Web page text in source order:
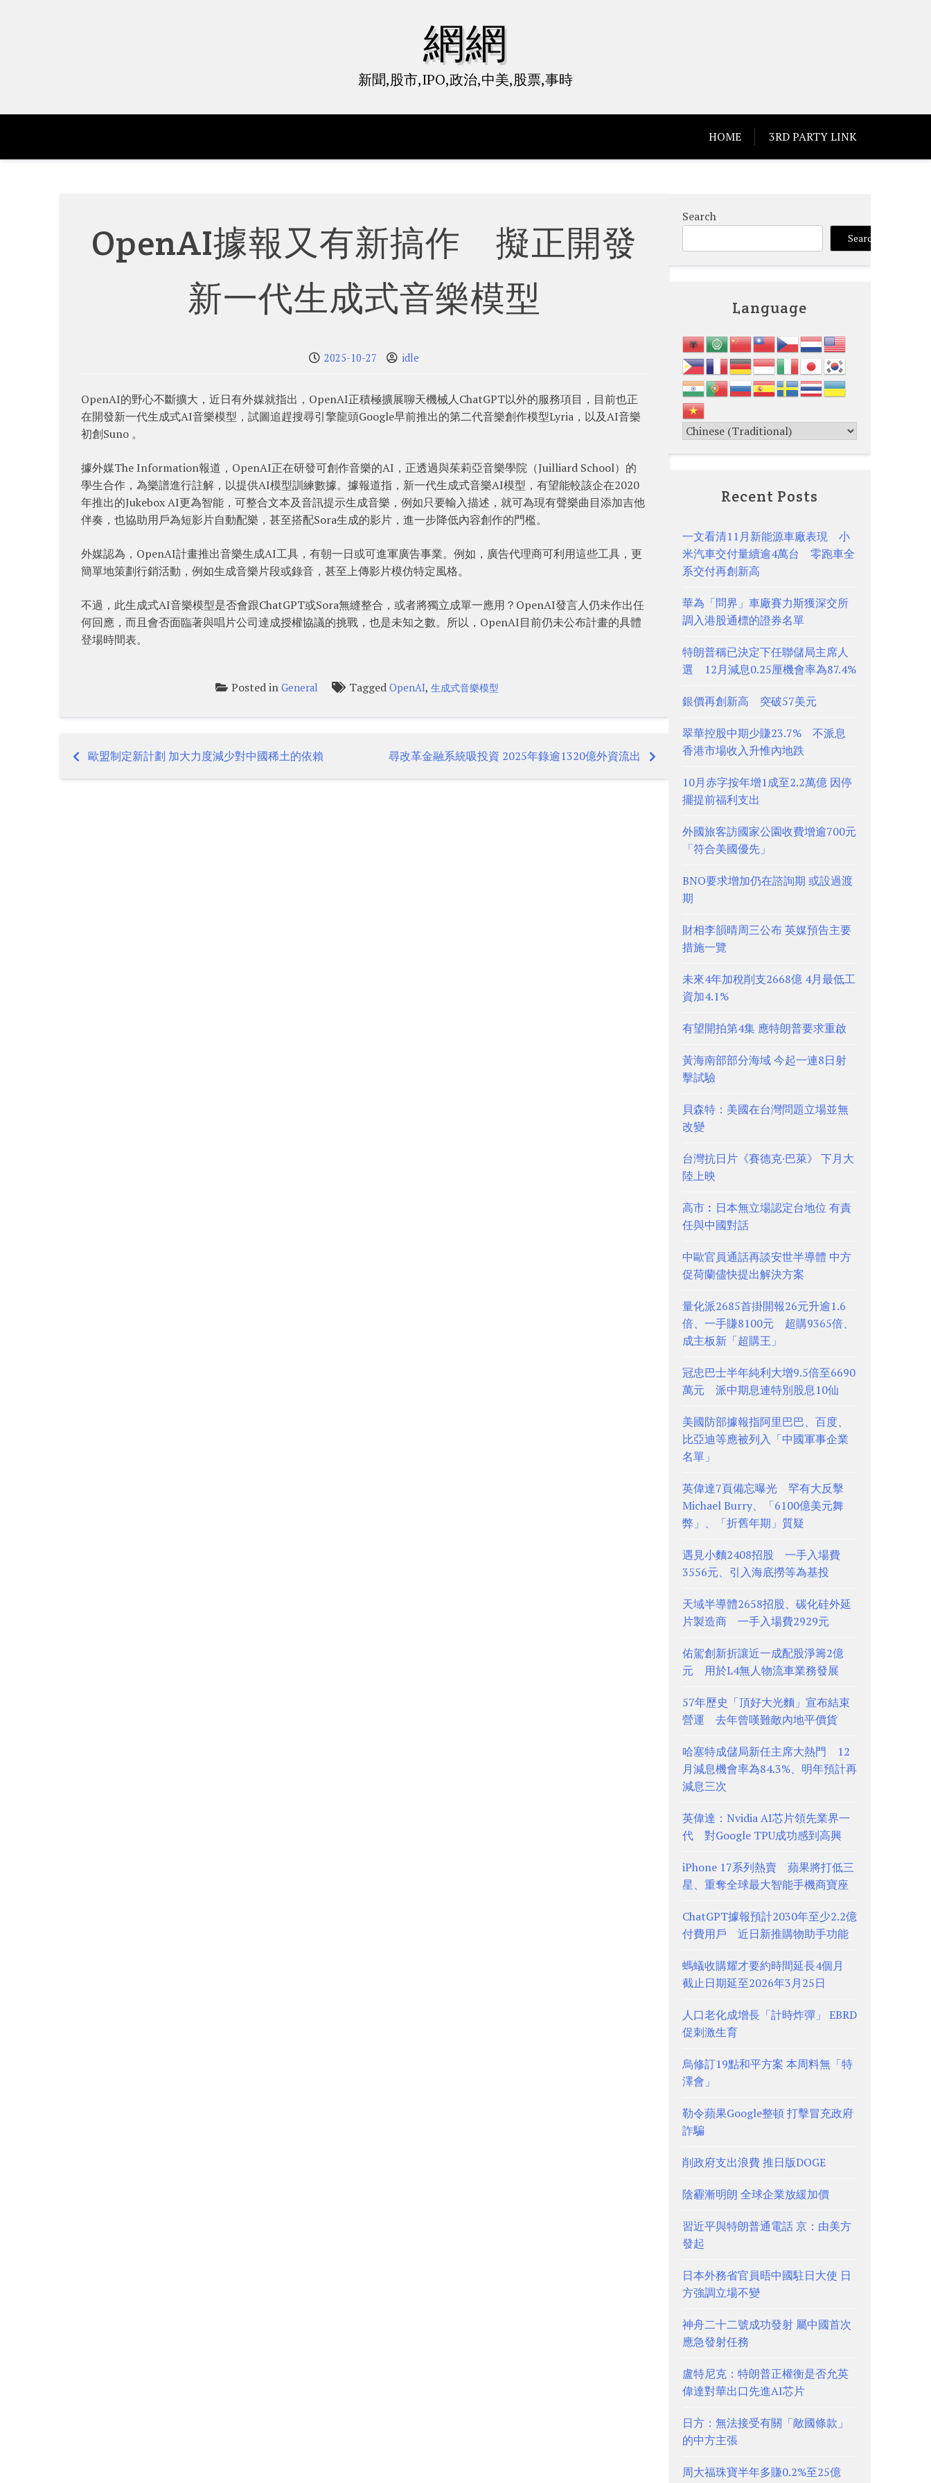
網網
新聞,股市,IPO,政治,中美,股票,事時
HOME 3RD PARTY LINK
OpenAI據報又有新搞作 擬正開發
新一代生成式音樂模型
2025-10-27 idle
OpenAI的野心不斷擴大，近日有外媒就指出，OpenAI正積極擴展聊天機械人ChatGPT以外的服務項目，目前也正
在開發新一代生成式AI音樂模型，試圖追趕搜尋引擎龍頭Google早前推出的第二代音樂創作模型Lyria，以及AI音樂
初創Suno 。
據外媒The Information報道，OpenAI正在研發可創作音樂的AI，正透過與茱莉亞音樂學院（Juilliard School）的
學生合作，為樂譜進行註解，以提供AI模型訓練數據。據報道指，新一代生成式音樂AI模型，有望能較該企在2020
年推出的Jukebox AI更為智能，可整合文本及音訊提示生成音樂，例如只要輸入描述，就可為現有聲樂曲目添加吉他
伴奏，也協助用戶為短影片自動配樂，甚至搭配Sora生成的影片，進一步降低內容創作的門檻。
外媒認為，OpenAI計畫推出音樂生成AI工具，有朝一日或可進軍廣告事業。例如，廣告代理商可利用這些工具，更
簡單地策劃行銷活動，例如生成音樂片段或錄音，甚至上傳影片模仿特定風格。
不過，此生成式AI音樂模型是否會跟ChatGPT或Sora無縫整合，或者將獨立成單一應用？OpenAI發言人仍未作出任
何回應，而且會否面臨著與唱片公司達成授權協議的挑戰，也是未知之數。所以，OpenAI目前仍未公布計畫的具體
登場時間表。
Posted inGeneral TaggedOpenAI,生成式音樂模型
Post
歐盟制定新計劃 加大力度減少對中國稀土的依賴 尋改革金融系統吸投資 2025年錄逾1320億外資流出
Search
Search
Language
Recent Posts
一文看清11月新能源車廠表現 小
米汽車交付量續逾4萬台 零跑車全
系交付再創新高
華為「問界」車廠賽力斯獲深交所
調入港股通標的證券名單
特朗普稱已決定下任聯儲局主席人
選 12月減息0.25厘機會率為87.4%
銀價再創新高 突破57美元
翠華控股中期少賺23.7% 不派息
香港市場收入升惟內地跌
10月赤字按年增1成至2.2萬億 因停
擺提前福利支出
外國旅客訪國家公園收費增逾700元
「符合美國優先」
BNO要求增加仍在諮詢期 或設過渡
期
財相李韻晴周三公布 英媒預告主要
措施一覽
未來4年加稅削支2668億 4月最低工
資加4.1%
有望開拍第4集 應特朗普要求重啟
黃海南部部分海域 今起一連8日射
擊試驗
貝森特：美國在台灣問題立場並無
改變
台灣抗日片《賽德克·巴萊》 下月大
陸上映
高市︰日本無立場認定台地位 有責
任與中國對話
中歐官員通話再談安世半導體 中方
促荷蘭儘快提出解決方案
量化派2685首掛開報26元升逾1.6
倍、一手賺8100元 超購9365倍、
成主板新「超購王」
冠忠巴士半年純利大增9.5倍至6690
萬元 派中期息連特別股息10仙
美國防部據報指阿里巴巴、百度、
比亞迪等應被列入「中國軍事企業
名單」
英偉達7頁備忘曝光 罕有大反擊
Michael Burry、「6100億美元舞
弊」、「折舊年期」質疑
遇見小麵2408招股 一手入場費
3556元、引入海底撈等為基投
天域半導體2658招股、碳化硅外延
片製造商 一手入場費2929元
佑駕創新折讓近一成配股淨籌2億
元 用於L4無人物流車業務發展
57年歷史「頂好大光麵」宣布結束
營運 去年曾嘆難敵內地平價貨
哈塞特成儲局新任主席大熱門 12
月減息機會率為84.3%、明年預計再
減息三次
英偉達：Nvidia AI芯片領先業界一
代 對Google TPU成功感到高興
iPhone 17系列熱賣 蘋果將打低三
星、重奪全球最大智能手機商寶座
ChatGPT據報預計2030年至少2.2億
付費用戶 近日新推購物助手功能
螞蟻收購耀才要約時間延長4個月
截止日期延至2026年3月25日
人口老化成增長「計時炸彈」 EBRD
促刺激生育
烏修訂19點和平方案 本周料無「特
澤會」
勒令蘋果Google整頓 打擊冒充政府
詐騙
削政府支出浪費 推日版DOGE
陰霾漸明朗 全球企業放緩加價
習近平與特朗普通電話 京：由美方
發起
日本外務省官員晤中國駐日大使 日
方強調立場不變
神舟二十二號成功發射 屬中國首次
應急發射任務
盧特尼克：特朗普正權衡是否允英
偉達對華出口先進AI芯片
日方：無法接受有關「敵國條款」
的中方主張
周大福珠寶半年多賺0.2%至25億